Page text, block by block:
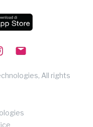
All rights